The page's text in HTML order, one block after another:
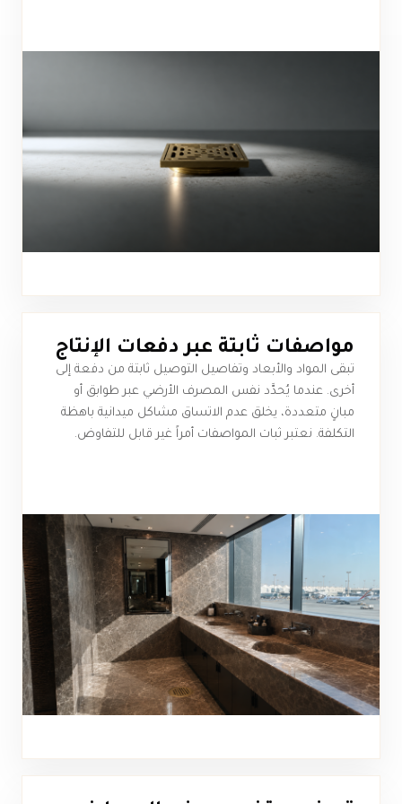
مواصفات ثابتة عبر دفعات الإنتاج
تبقى المواد والأبعاد وتفاصيل التوصيل ثابتة من دفعة إلى
أخرى. عندما يُحدَّد نفس المصرف الأرضي عبر طوابق أو
مبانٍ متعددة، يخلق عدم الاتساق مشاكل ميدانية باهظة
التكلفة. نعتبر ثبات المواصفات أمراً غير قابل للتفاوض.